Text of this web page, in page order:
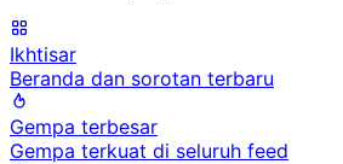
Ikhtisar
Beranda dan sorotan terbaru
Gempa terbesar
Gempa terkuat di seluruh feed